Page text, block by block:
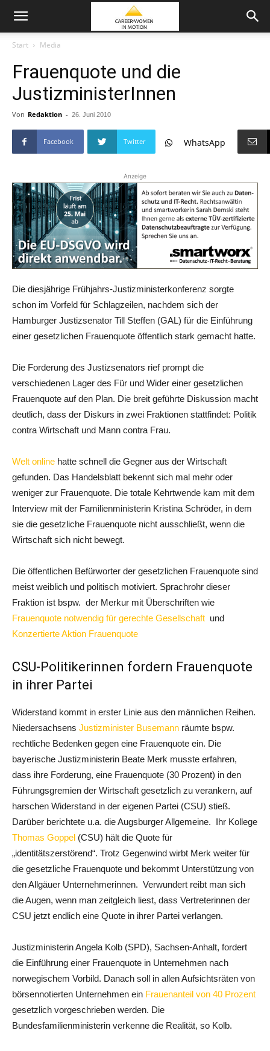
Start Media
Frauenquote und die
JustizministerInnen
Von Redaktion - 26. Juni 2010
Facebook Twitter WhatsApp
Anzeige
Die diesjährige Frühjahrs-Justizministerkonferenz sorgte
schon im Vorfeld für Schlagzeilen, nachdem sich der
Hamburger Justizsenator Till Steffen (GAL) für die Einführung
einer gesetzlichen Frauenquote öffentlich stark gemacht hatte.
Die Forderung des Justizsenators rief prompt die
verschiedenen Lager des Für und Wider einer gesetzlichen
Frauenquote auf den Plan. Die breit geführte Diskussion macht
deutlich, dass der Diskurs in zwei Fraktionen stattfindet: Politik
contra Wirtschaft und Mann contra Frau.
Welt online hatte schnell die Gegner aus der Wirtschaft
gefunden. Das Handelsblatt bekennt sich mal mehr oder
weniger zur Frauenquote. Die totale Kehrtwende kam mit dem
Interview mit der Familienministerin Kristina Schröder, in dem
sie die gesetzliche Frauenquote nicht ausschließt, wenn die
Wirtschaft sich nicht bewegt.
Die öffentlichen Befürworter der gesetzlichen Frauenquote sind
meist weiblich und politisch motiviert. Sprachrohr dieser
Fraktion ist bspw. der Merkur mit Überschriften wie
Frauenquote notwendig für gerechte Gesellschaft und
Konzertierte Aktion Frauenquote
CSU-Politikerinnen fordern Frauenquote
in ihrer Partei
Widerstand kommt in erster Linie aus den männlichen Reihen.
Niedersachsens Justizminister Busemann räumte bspw.
rechtliche Bedenken gegen eine Frauenquote ein. Die
bayerische Justizministerin Beate Merk musste erfahren,
dass ihre Forderung, eine Frauenquote (30 Prozent) in den
Führungsgremien der Wirtschaft gesetzlich zu verankern, auf
harschen Widerstand in der eigenen Partei (CSU) stieß.
Darüber berichtete u.a. die Augsburger Allgemeine. Ihr Kollege
Thomas Goppel (CSU) hält die Quote für
„identitätszerstörend“. Trotz Gegenwind wirbt Merk weiter für
die gesetzliche Frauenquote und bekommt Unterstützung von
den Allgäuer Unternehmerinnen. Verwundert reibt man sich
die Augen, wenn man zeitgleich liest, dass Vertreterinnen der
CSU jetzt endlich eine Quote in ihrer Partei verlangen.
Justizministerin Angela Kolb (SPD), Sachsen-Anhalt, fordert
die Einführung einer Frauenquote in Unternehmen nach
norwegischem Vorbild. Danach soll in allen Aufsichtsräten von
börsennotierten Unternehmen ein Frauenanteil von 40 Prozent
gesetzlich vorgeschrieben werden. Die
Bundesfamilienministerin verkenne die Realität, so Kolb.